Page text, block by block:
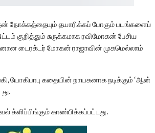
நோக்கத்தையும் தயாரிக்கப் போகும் படங்களைப்
குறித்தும் சுருக்கமாக ரவிமோகன் பேசிய
டைரக்டர் மோகன் ராஜாவின் முகமெல்லாம்
யோகிபாபு கதையின் நாயகனாக நடிக்கும் ‘ஆன்
க்ளிப்பிங்கும் காண்பிக்கப்பட்டது.